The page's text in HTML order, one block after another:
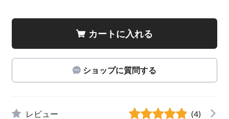
カートに入れる
ショップに質問する
レビュー (4)